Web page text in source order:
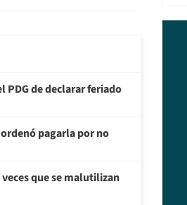
PDG de declarar feriado
pagarla por no
que se malutilizan